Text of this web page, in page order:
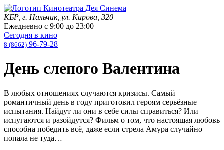
КБР, г. Нальчик, ул. Кирова, 320
Ежедневно с 9:00 до 23:00
Сегодня в кино
8 (8662) 96-79-28
День слепого Валентина
В любых отношениях случаются кризисы. Самый
романтичный день в году приготовил героям серьёзные
испытания. Найдут ли они в себе силы справиться? Или
испугаются и разойдутся? Фильм о том, что настоящая любовь
способна победить всё, даже если стрела Амура случайно
попала не туда…